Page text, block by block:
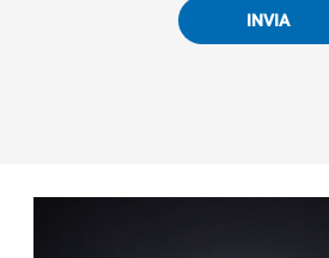
INVIA